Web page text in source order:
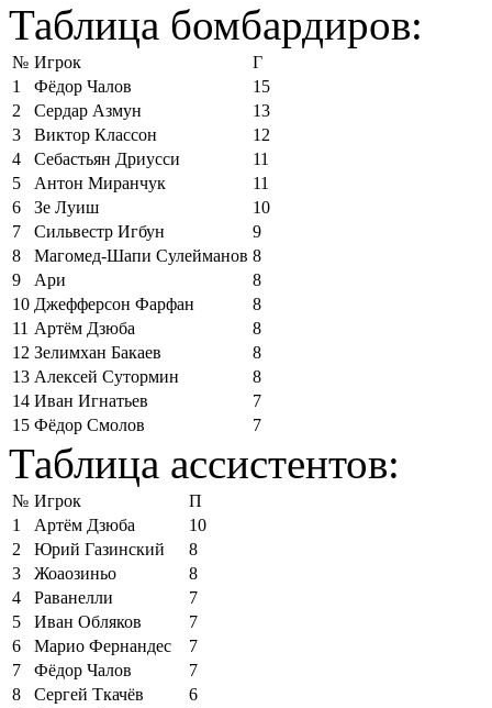
Таблица бомбардиров:
№ Игрок
Г
1
Фёдор Чалов
15
2
Сердар Азмун
13
3
Виктор Классон
12
4
Себастьян Дриусси
11
5
Антон Миранчук
11
6
Зе Луиш
10
7
Сильвестр Игбун
9
8
Магомед-Шапи Сулейманов 8
9
Ари
8
10 Джефферсон Фарфан
8
11 Артём Дзюба
8
12 Зелимхан Бакаев
8
13 Алексей Сутормин
8
14 Иван Игнатьев
7
15 Фёдор Смолов 7
Таблица ассистентов:
№ Игрок
П
1
Артём Дзюба
10
2
Юрий Газинский
8
3
Жоаозиньо
8
4
Раванелли
7
5
Иван Обляков
7
6
Марио Фернандес
7
7
Фёдор Чалов
7
8
Сергей Ткачёв
6